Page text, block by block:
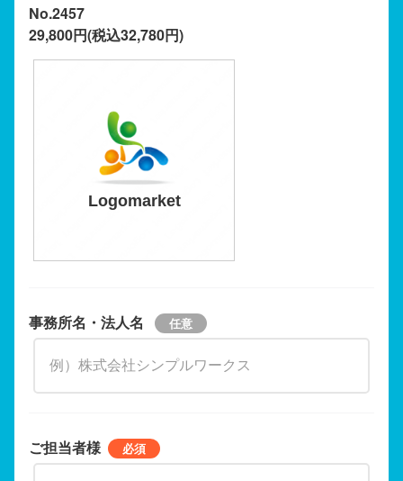
No.2457
29,800円(税込32,780円)
Logomarket
事務所名・法人名
ご担当者様